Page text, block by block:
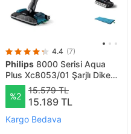
4.4 (7)
Philips 8000 Serisi Aqua
Plus Xc8053/01 Şarjlı Dikey
Süpürge
%2
15.579 TL
15.189 TL
Kargo Bedava